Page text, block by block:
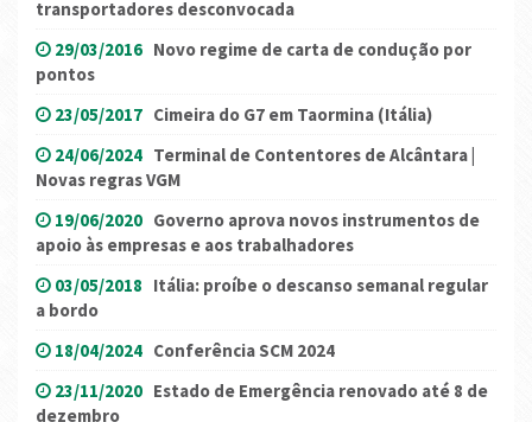
transportadores desconvocada
29/03/2016 Novo regime de carta de condução por
pontos
23/05/2017 Cimeira do G7 em Taormina (Itália)
24/06/2024 Terminal de Contentores de Alcântara |
Novas regras VGM
19/06/2020 Governo aprova novos instrumentos de
apoio às empresas e aos trabalhadores
03/05/2018 Itália: proíbe o descanso semanal regular
a bordo
18/04/2024 Conferência SCM 2024
23/11/2020 Estado de Emergência renovado até 8 de
dezembro